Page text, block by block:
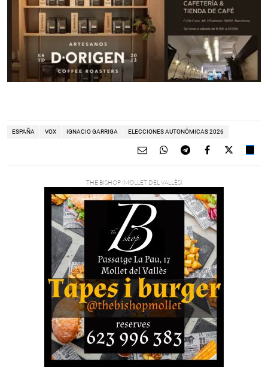
ESPAÑA VOX IGNACIO GARRIGA ELECCIONES AUTONÓMICAS 2026